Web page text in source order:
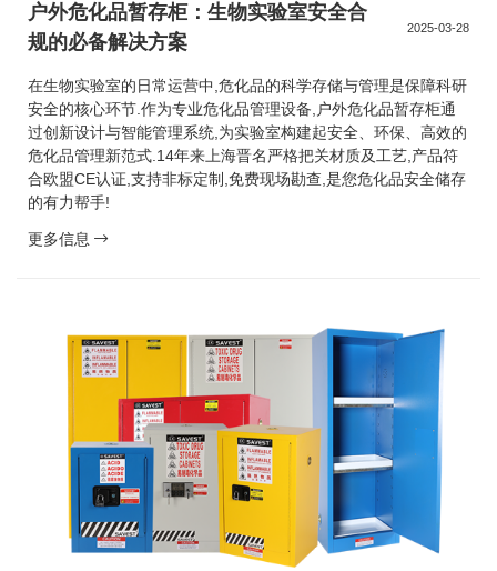
户外危化品暂存柜：生物实验室安全合
规的必备解决方案
2025-03-28
在生物实验室的日常运营中,危化品的科学存储与管理是保障科研
安全的核心环节.作为专业危化品管理设备,户外危化品暂存柜通
过创新设计与智能管理系统,为实验室构建起安全、环保、高效的
危化品管理新范式.14年来上海晋名严格把关材质及工艺,产品符
合欧盟CE认证,支持非标定制,免费现场勘查,是您危化品安全储存
的有力帮手!
更多信息